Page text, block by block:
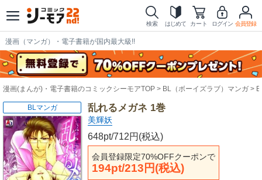
検索 はじめて カート ログイン 会員登録
漫画（マンガ）・電子書籍が国内最大級!!
漫画(まんが)・電子書籍のコミックシーモアTOP BL（ボーイズラブ）マンガ
乱れるメガネ 1巻
美輝妖
648pt/712円(税込)
会員登録限定70%OFFクーポンで
194pt/213円(税込)
BLマンガ